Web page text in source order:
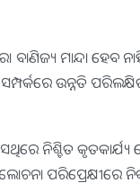
ମାନ୍ଦା ହେବ
ଉନ୍ନତି
ନିଶ୍ଚିତ କୃତକାର୍ଯ୍ୟ
ପରିପ୍ରେକ୍ଷୀରେ